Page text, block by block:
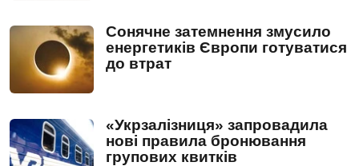
Сонячне затемнення змусило
енергетиків Європи готуватися
до втрат
«Укрзалізниця» запровадила
нові правила бронювання
групових квитків